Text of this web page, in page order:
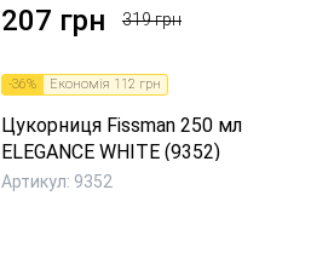
207 грн 319 грн
-36% Економія 112 грн
Цукорниця Fissman 250 мл
ELEGANCE WHITE (9352)
Артикул: 9352